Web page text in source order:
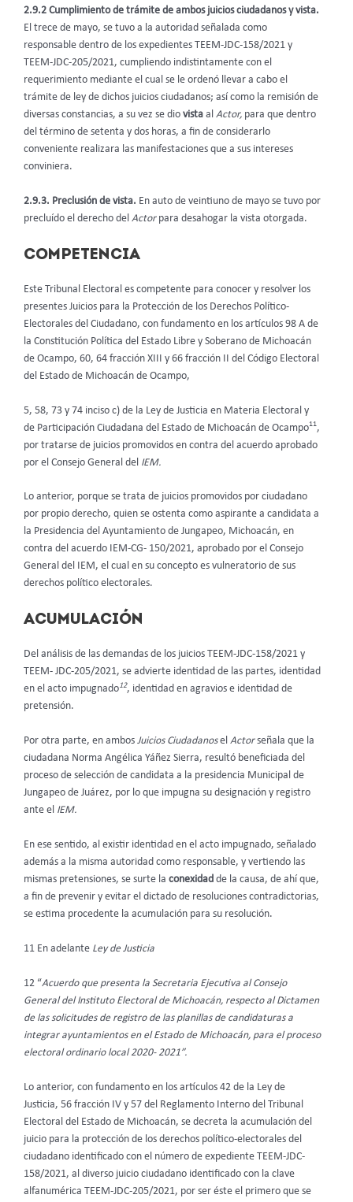
2.9.2 Cumplimiento de trámite de ambos juicios ciudadanos y vista.
El trece de mayo, se tuvo a la autoridad señalada como
responsable dentro de los expedientes TEEM-JDC-158/2021 y
TEEM-JDC-205/2021, cumpliendo indistintamente con el
requerimiento mediante el cual se le ordenó llevar a cabo el
trámite de ley de dichos juicios ciudadanos; así como la remisión de
diversas constancias, a su vez se dio vista al Actor, para que dentro
del término de setenta y dos horas, a fin de considerarlo
conveniente realizara las manifestaciones que a sus intereses
conviniera.
2.9.3. Preclusión de vista. En auto de veintiuno de mayo se tuvo por
precluído el derecho del Actor para desahogar la vista otorgada.
COMPETENCIA
Este Tribunal Electoral es competente para conocer y resolver los
presentes Juicios para la Protección de los Derechos Político-
Electorales del Ciudadano, con fundamento en los artículos 98 A de
la Constitución Política del Estado Libre y Soberano de Michoacán
de Ocampo, 60, 64 fracción XIII y 66 fracción II del Código Electoral
del Estado de Michoacán de Ocampo,
5, 58, 73 y 74 inciso c) de la Ley de Justicia en Materia Electoral y
de Participación Ciudadana del Estado de Michoacán de Ocampo11,
por tratarse de juicios promovidos en contra del acuerdo aprobado
por el Consejo General del IEM.
Lo anterior, porque se trata de juicios promovidos por ciudadano
por propio derecho, quien se ostenta como aspirante a candidata a
la Presidencia del Ayuntamiento de Jungapeo, Michoacán, en
contra del acuerdo IEM-CG- 150/2021, aprobado por el Consejo
General del IEM, el cual en su concepto es vulneratorio de sus
derechos político electorales.
ACUMULACIÓN
Del análisis de las demandas de los juicios TEEM-JDC-158/2021 y
TEEM- JDC-205/2021, se advierte identidad de las partes, identidad
en el acto impugnado12, identidad en agravios e identidad de
pretensión.
Por otra parte, en ambos Juicios Ciudadanosel Actorseñala que la
ciudadana Norma Angélica Yáñez Sierra, resultó beneficiada del
proceso de selección de candidata a la presidencia Municipal de
Jungapeo de Juárez, por lo que impugna su designación y registro
ante el IEM.
En ese sentido, al existir identidad en el acto impugnado, señalado
además a la misma autoridad como responsable, y vertiendo las
mismas pretensiones, se surte la conexidad de la causa, de ahí que,
a fin de prevenir y evitar el dictado de resoluciones contradictorias,
se estima procedente la acumulación para su resolución.
11 En adelante Ley de Justicia
12 “Acuerdo que presenta la Secretaria Ejecutiva al Consejo
General del Instituto Electoral de Michoacán, respecto al Dictamen
de las solicitudes de registro de las planillas de candidaturas a
integrar ayuntamientos en el Estado de Michoacán, para el proceso
electoral ordinario local 2020- 2021”.
Lo anterior, con fundamento en los artículos 42 de la Ley de
Justicia, 56 fracción IV y 57 del Reglamento Interno del Tribunal
Electoral del Estado de Michoacán, se decreta la acumulación del
juicio para la protección de los derechos político-electorales del
ciudadano identificado con el número de expediente TEEM-JDC-
158/2021, al diverso juicio ciudadano identificado con la clave
alfanumérica TEEM-JDC-205/2021, por ser éste el primero que se